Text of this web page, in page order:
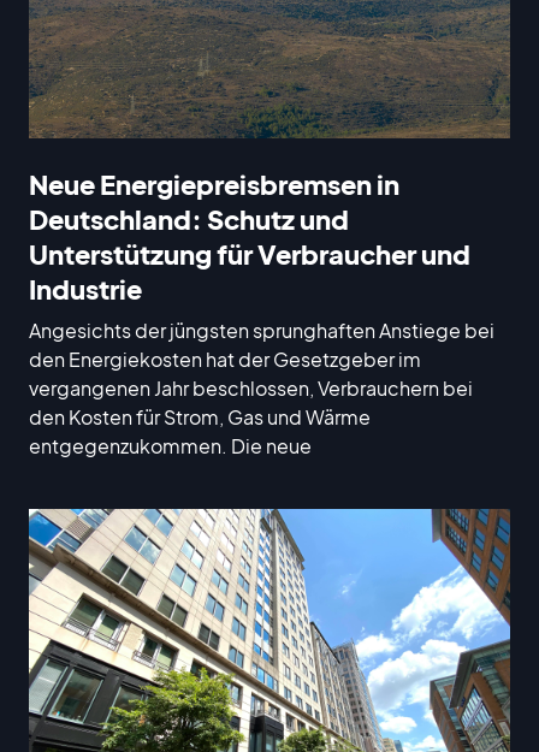
Neue Energiepreisbremsen in
Deutschland: Schutz und
Unterstützung für Verbraucher und
Industrie
Angesichts der jüngsten sprunghaften Anstiege bei
den Energiekosten hat der Gesetzgeber im
vergangenen Jahr beschlossen, Verbrauchern bei
den Kosten für Strom, Gas und Wärme
entgegenzukommen. Die neue